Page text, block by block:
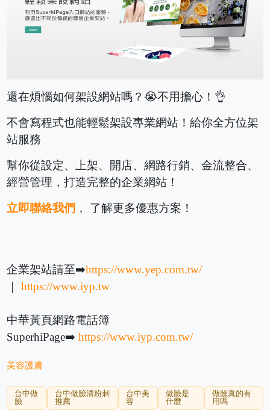
還在煩惱如何架設網站嗎？😭不用擔心！👌
不會寫程式也能輕鬆架設專業網站！給你全方位架
站服務
幫你從設定、上架、開店、網路行銷、金流整合、
經營管理，打造完整的企業網站！
立即聯絡我們 ， 了解更多優惠方案！
企業架站請至➡️https://www.yep.com.tw/
｜https://www.iyp.tw
中華黃頁網路電話簿
SuperhiPage➡️https://www.iyp.com.tw/
美容護膚
台中做
臉
台中做臉清粉刺
推薦
台中美
容
做臉是
什麼
做臉真的有
用嗎